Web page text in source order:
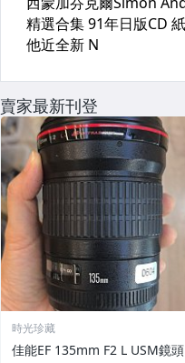
賣家最新刊登
時光珍藏
佳能EF 135mm F2 L USM鏡頭